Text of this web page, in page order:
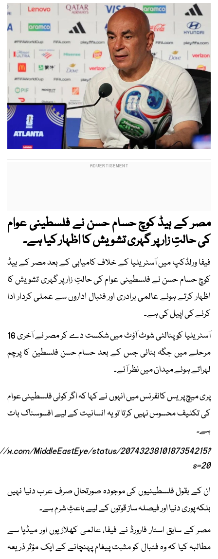
مصر کے ہیڈ کوچ حسام حسن نے فلسطینی عوام
کی حالتِ زار پر گہری تشویش کا اظہار کیا ہے۔
فیفا ورلڈکپ میں آسٹریلیا کے خلاف کامیابی کے بعد مصر کے ہیڈ
کوچ حسام حسن نے فلسطینی عوام کی حالتِ زار پر گہری تشویش کا
اظہار کرتے ہوئے عالمی برادری اور فٹبال اداروں سے عملی کردار ادا
کرنے کی اپیل کی ہے۔
آسٹریلیا کو پنالٹی شوٹ آؤٹ میں شکست دے کر مصر نے آخری 16
مرحلے میں جگہ بنائی جس کے بعد حسام حسن فلسطین کا پرچم
لہراتے ہوئے میدان میں نظر آئے۔
پری میچ پریس کانفرنس میں انہوں نے کہا کہ اگر کوئی فلسطینی عوام
کی تکلیف محسوس نہیں کرتا تو یہ انسانیت کے لیے افسوسناک بات
ہے۔
x.com/MiddleEastEye/status/2074323810187354215?
s=20
ان کے بقول فلسطینیوں کی موجودہ صورتحال صرف عرب دنیا نہیں
بلکہ پوری دنیا اور فیصلہ ساز قوتوں کے لیے باعثِ شرم ہے۔
مصر کے سابق اسٹار فارورڈ نے فیفا، عالمی کھلاڑیوں اور میڈیا سے
مطالبہ کیا کہ وہ فٹبال کو مثبت پیغام پہنچانے کے ایک مؤثر ذریعہ